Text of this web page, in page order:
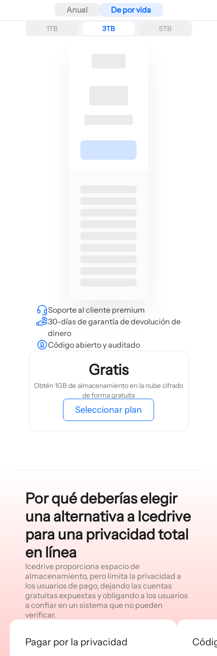
Anual De por vida
1TB 3TB 5TB
Soporte al cliente premium
30-días de garantía de devolución de
dinero
Código abierto y auditado
Gratis
Obtén 1GB de almacenamiento en la nube cifrado
de forma gratuita
Seleccionar plan
Por qué deberías elegir
una alternativa a Icedrive
para una privacidad total
en línea
Icedrive proporciona espacio de
almacenamiento, pero limita la privacidad a
los usuarios de pago, dejando las cuentas
gratuitas expuestas y obligando a los usuarios
a confiar en un sistema que no pueden
verificar.
Pagar por la privacidad